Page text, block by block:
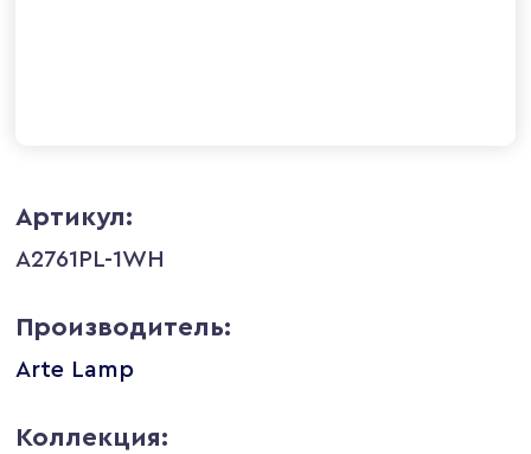
Артикул:
A2761PL-1WH
Производитель:
Arte Lamp
Коллекция: